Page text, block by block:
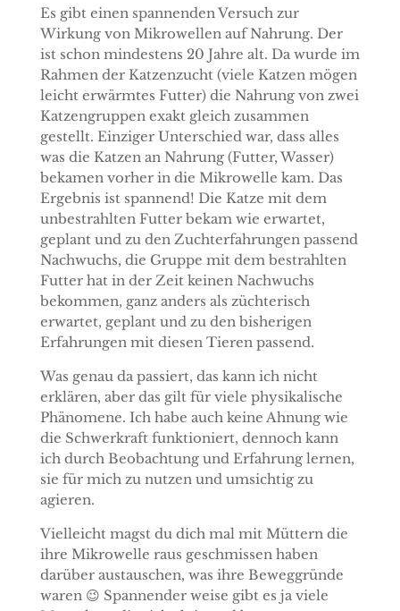
Es gibt einen spannenden Versuch zur
Wirkung von Mikrowellen auf Nahrung. Der
ist schon mindestens 20 Jahre alt. Da wurde im
Rahmen der Katzenzucht (viele Katzen mögen
leicht erwärmtes Futter) die Nahrung von zwei
Katzengruppen exakt gleich zusammen
gestellt. Einziger Unterschied war, dass alles
was die Katzen an Nahrung (Futter, Wasser)
bekamen vorher in die Mikrowelle kam. Das
Ergebnis ist spannend! Die Katze mit dem
unbestrahlten Futter bekam wie erwartet,
geplant und zu den Zuchterfahrungen passend
Nachwuchs, die Gruppe mit dem bestrahlten
Futter hat in der Zeit keinen Nachwuchs
bekommen, ganz anders als züchterisch
erwartet, geplant und zu den bisherigen
Erfahrungen mit diesen Tieren passend.
Was genau da passiert, das kann ich nicht
erklären, aber das gilt für viele physikalische
Phänomene. Ich habe auch keine Ahnung wie
die Schwerkraft funktioniert, dennoch kann
ich durch Beobachtung und Erfahrung lernen,
sie für mich zu nutzen und umsichtig zu
agieren.
Vielleicht magst du dich mal mit Müttern die
ihre Mikrowelle raus geschmissen haben
darüber austauschen, was ihre Beweggründe
waren 😉 Spannender weise gibt es ja viele